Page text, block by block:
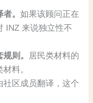
者。如果该顾问正在
INZ 来说独立性不
则。 居民类材料的
料。
社区成员翻译，这个